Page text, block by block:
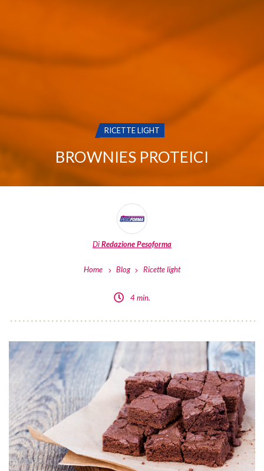
CATEGORIA:
RICETTE LIGHT
BROWNIES PROTEICI
DiRedazione Pesoforma
Home Blog Ricette light
4 min.